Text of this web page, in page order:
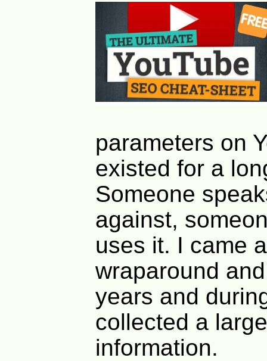
parameters on
existed for a
Someone
against,
uses it. I came
wraparound
years and
collected a
information.